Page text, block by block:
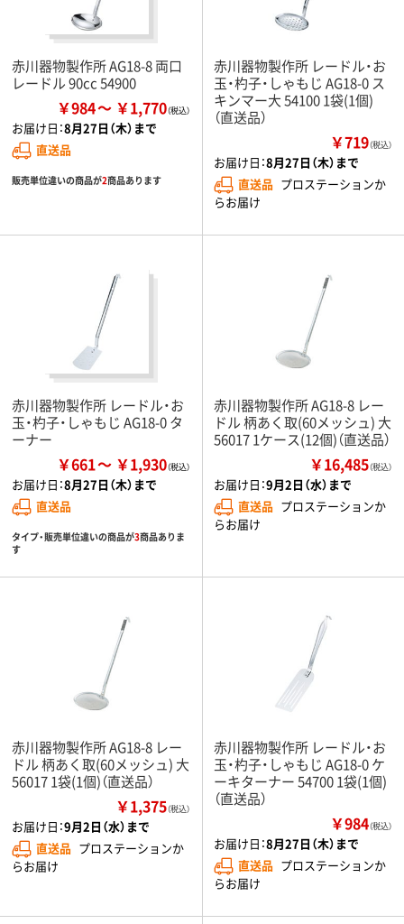
赤川器物製作所 AG18-8 両口
レードル 90cc 54900
￥984 ￥1,770
お届け日：8月27日（木）まで
直送品
販売単位違いの商品が2商品あります
赤川器物製作所 レードル・お
玉・杓子・しゃもじ AG18-0 ス
キンマー大 54100 1袋(1個)
（直送品）
￥719（税込）
お届け日：8月27日（木）まで
直送品 プロステーションか
らお届け
赤川器物製作所 レードル・お
玉・杓子・しゃもじ AG18-0 タ
ーナー
￥661 ￥1,930
お届け日：8月27日（木）まで
直送品
タイプ・販売単位違いの商品が3商品ありま
す
赤川器物製作所 AG18-8 レー
ドル 柄あく取(60メッシュ) 大
56017 1ケース(12個)（直送品）
￥16,485（税込）
お届け日：9月2日（水）まで
直送品 プロステーションか
らお届け
赤川器物製作所 AG18-8 レー
ドル 柄あく取(60メッシュ) 大
56017 1袋(1個)（直送品）
￥1,375（税込）
お届け日：9月2日（水）まで
直送品 プロステーションか
らお届け
赤川器物製作所 レードル・お
玉・杓子・しゃもじ AG18-0 ケ
ーキターナー 54700 1袋(1個)
（直送品）
￥984（税込）
お届け日：8月27日（木）まで
直送品 プロステーションか
らお届け